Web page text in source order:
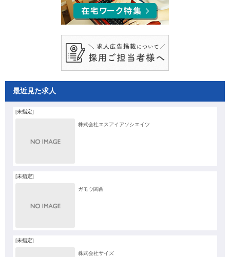
最近見た求人
[未指定]
株式会社エスアイアソシエイツ
[未指定]
ガモウ関西
[未指定]
株式会社サイズ